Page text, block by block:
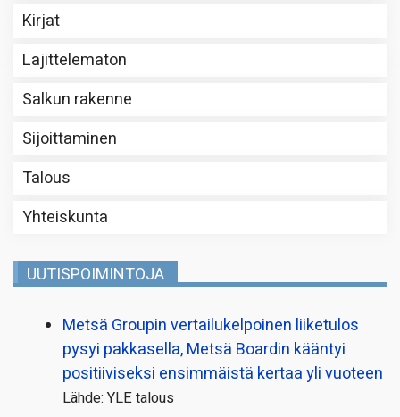
Kirjat
Lajittelematon
Salkun rakenne
Sijoittaminen
Talous
Yhteiskunta
UUTISPOIMINTOJA
Metsä Groupin vertailu­kelpoinen liiketulos
pysyi pakkasella, Metsä Boardin kääntyi
positiiviseksi ensimmäistä kertaa yli vuoteen
Lähde: YLE talous